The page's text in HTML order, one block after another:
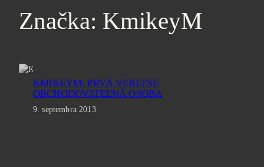
Značka: KmikeyM
KMIKEYM: PRVÁ VEREJNE
OBCHODOVATEĽNÁ OSOBA
9. septembra 2013